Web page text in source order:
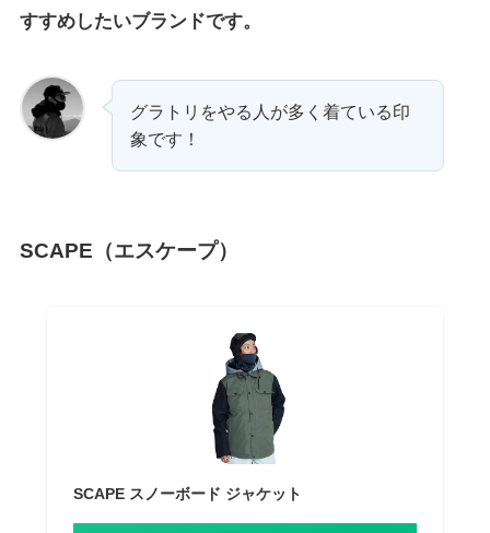
すすめしたいブランドです。
グラトリをやる人が多く着ている印
象です！
SCAPE（エスケープ）
SCAPE スノーボード ジャケット